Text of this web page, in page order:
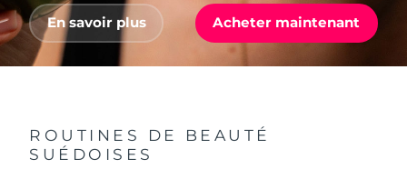
En savoir plus Acheter maintenant
ROUTINES DE BEAUTÉ
SUÉDOISES
For healthy hair
18% PAP
Cosmétiques Hommes
Acheter tout
Israël Livraison estimée8/12/26
Italie Livraison estimée8/8/26
Jersey